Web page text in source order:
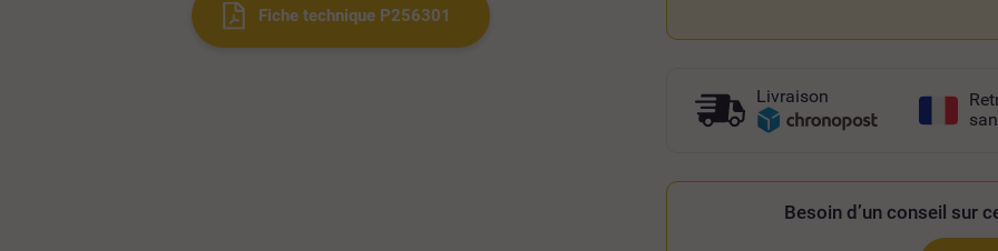
Fiche technique P256301
Livraison
Besoin d’un conseil sur